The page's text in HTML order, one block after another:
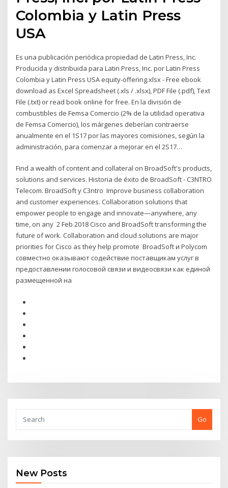
Colombia y Latin Press
USA
Es una publicación periódica propiedad de Latin Press, Inc.
Producida y distribuida para Latin Press, Inc. por Latin Press
Colombia y Latin Press USA equity-offering.xlsx - Free ebook
download as Excel Spreadsheet (.xls / .xlsx), PDF File (.pdf), Text
File (.txt) or read book online for free. En la división de
combustibles de Femsa Comercio (2% de la utilidad operativa
de Femsa Comercio), los márgenes deberían contraerse
anualmente en el 1S17 por las mayores comisiones, según la
administración, para comenzar a mejorar en el 2S17…
Find a wealth of content and collateral on BroadSoft's products,
solutions and services. Historia de éxito de BroadSoft - C3NTRO
Telecom. BroadSoft y C3ntro Improve business collaboration
and customer experiences. Collaboration solutions that
empower people to engage and innovate—anywhere, any
time, on any 2 Feb 2018 Cisco and BroadSoft transforming the
future of work. Collaboration and cloud solutions are major
priorities for Cisco as they help promote BroadSoft и Polycom
совместно оказывают содействие поставщикам услуг в
предоставлении голосовой связи и видеосвязи как единой
размещенной на
Go
New Posts